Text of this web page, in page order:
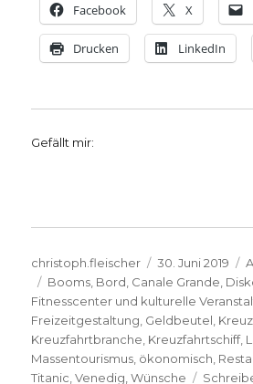
Facebook X
Drucken LinkedIn
Gefällt mir:
Autor
christoph.fleischer
Veröffentlicht
am
30. Juni 2019
Schlagwörter
Booms Bord Canale Grande
Fitnesscenter und kulturelle
Freizeitgestaltung Geldbeutel
Kreuzfahrtbranche Kreuzfahrtschiff,
Massentourismus ökonomisch
Titanic ,Venedig ,Wünsche